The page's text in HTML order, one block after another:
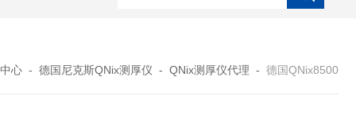
心 - 德国尼克斯QNix测厚仪 - QNix测厚仪代理 - 德国QNix8500